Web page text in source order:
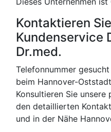
Kontaktieren
Kundenservice
Dr.med.
Telefonnummer
beim Hannover-
Konsultieren Sie
den detaillierten
und in der Nähe